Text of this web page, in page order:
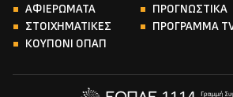
ΑΦΙΕΡΩΜΑΤΑ
ΠΡΟΓΝΩΣΤΙΚΑ
ΣΤΟΙΧΗΜΑΤΙΚΕΣ
ΠΡΟΓΡΑΜΜΑ
ΚΟΥΠΟΝΙ ΟΠΑΠ